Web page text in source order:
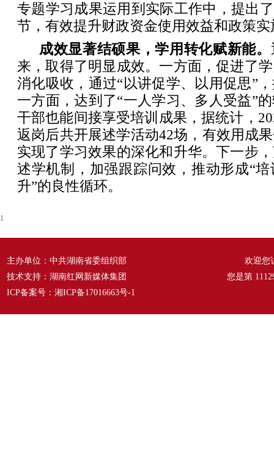
专题学习成果运用到实际工作中，提出
节，有效提升财政资金使用效益和政策
成效显著结硕果，学用转化赋新能。
来，取得了明显成效。一方面，促进了
消化吸收，通过“以讲促学、以用促思”
一方面，达到了“一人学习、多人受益”
干部也能间接享受培训成果，据统计，
返岗后共开展述学活动42场，有效用成
实现了学习效果的深化和升华。下一步
述学机制，加强跟踪问效，推动形成
升”的良性循环。
1
主办单位：中共湖南省委组织部
技术支持：湖南红网新媒体集团
ICP备案号： 湘ICP备17016663号-1
欢迎您
您是第